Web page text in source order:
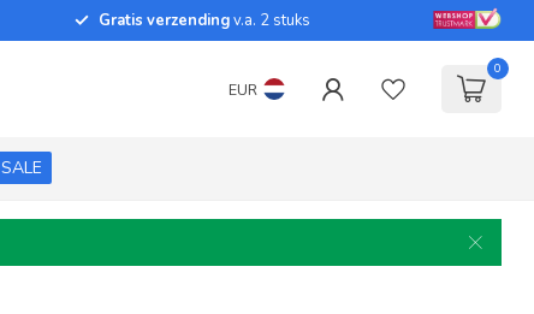
Gratis verzendingv.a. 2 stuks
EUR
0
SALE